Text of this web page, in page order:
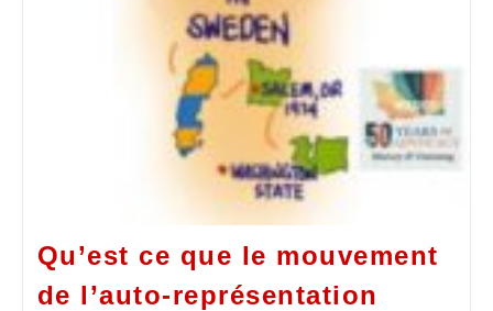
Qu’est ce que le mouvement
de l’auto-représentation